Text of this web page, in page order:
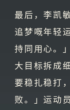
最后，李凯
追梦嘅年轻
持同用心。
大目标拆成
要稳扎稳打
败。」运动